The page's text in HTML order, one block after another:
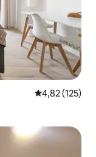
Просечна
4,82 (125)